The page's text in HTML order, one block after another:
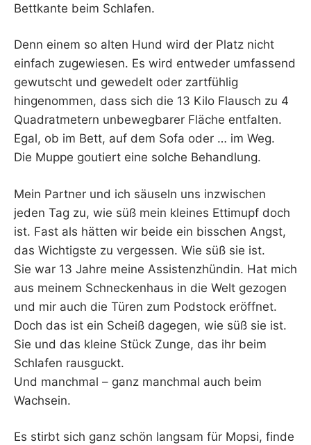
Bettkante beim Schlafen.
Denn einem so alten Hund wird der Platz nicht
einfach zugewiesen. Es wird entweder umfassend
gewutscht und gewedelt oder zartfühlig
hingenommen, dass sich die 13 Kilo Flausch zu 4
Quadratmetern unbewegbarer Fläche entfalten.
Egal, ob im Bett, auf dem Sofa oder … im Weg.
Die Muppe goutiert eine solche Behandlung.
Mein Partner und ich säuseln uns inzwischen
jeden Tag zu, wie süß mein kleines Ettimupf doch
ist. Fast als hätten wir beide ein bisschen Angst,
das Wichtigste zu vergessen. Wie süß sie ist.
Sie war 13 Jahre meine Assistenzhündin. Hat mich
aus meinem Schneckenhaus in die Welt gezogen
und mir auch die Türen zum Podstock eröffnet.
Doch das ist ein Scheiß dagegen, wie süß sie ist.
Sie und das kleine Stück Zunge, das ihr beim
Schlafen rausguckt.
Und manchmal – ganz manchmal auch beim
Wachsein.
Es stirbt sich ganz schön langsam für Mopsi, finde